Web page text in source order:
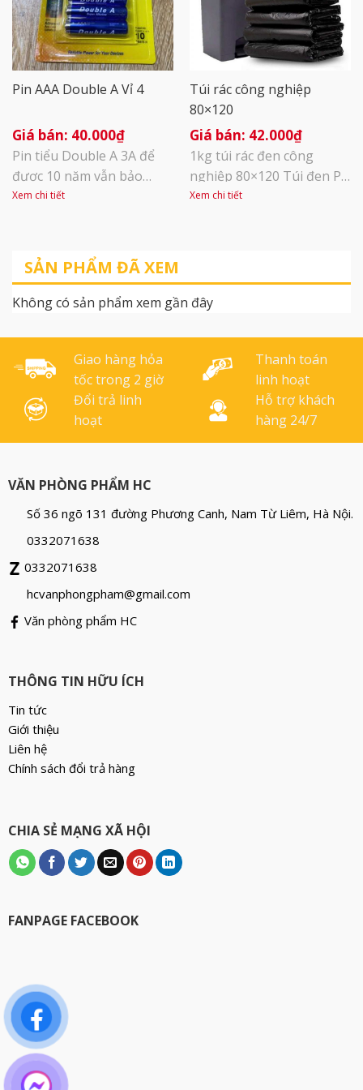
dẫn sử dụng Keo sữa đa
năng Latex: [...]
Pin AAA Double A Vỉ 4
40.000₫
Pin tiểu Double A 3A để
được 10 năm vẫn bảo
toàn năng lượng Năng
thiết bị khác nhau Pin 3A:
LR03/AM4/1.5V
Xem chi tiết
Túi rác công nghiệp
80×120
42.000₫
1kg túi rác đen công
nghiệp 80×120 Túi đen PE
kích thước lớn phù hợp
thước : 80cm x120cm Chất
Xem chi tiết
SẢN PHẨM ĐÃ XEM
Không có sản phẩm xem gần đây
Giao hàng hỏa
tốc trong 2 giờ
Thanh toán
linh hoạt
Đổi trả linh
hoạt
Hỗ trợ khách
hàng 24/7
VĂN PHÒNG PHẨM HC
Số 36 ngõ 131 đường Phương Canh, Nam Từ Liêm, Hà Nội.
0332071638
0332071638
hcvanphongpham@gmail.com
Văn phòng phẩm HC
THÔNG TIN HỮU ÍCH
Tin tức
Giới thiệu
Liên hệ
Chính sách đổi trả hàng
CHIA SẺ MẠNG XÃ HỘI
FANPAGE FACEBOOK